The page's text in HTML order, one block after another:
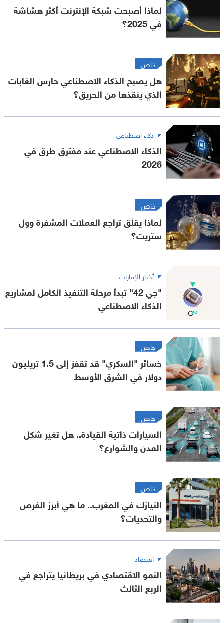
لماذا أصبحت شبكة الإنترنت أكثر هشاشة
في 2025؟
خاص
هل يصبح الذكاء الاصطناعي حارس الغابات
الذي ينقذها من الحريق؟
ذكاء اصطناعي
الذكاء الاصطناعي عند مفترق طرق في
2026
خاص
لماذا يقلق تراجع العملات المشفرة وول
ستريت؟
أخبار الإمارات
"جي 42" تبدأ مرحلة التنفيذ الكامل لمشاريع
الذكاء الاصطناعي
خاص
خسائر "السكري" قد تقفز إلى 1.5 تريليون
دولار في الشرق الأوسط
خاص
السيارات ذاتية القيادة.. هل تغير شكل
المدن والشوارع؟
خاص
النيازك في المغرب.. ما هي أبرز الفرص
والتحديات؟
اقتصاد
النمو الاقتصادي في بريطانيا يتراجع في
الربع الثالث